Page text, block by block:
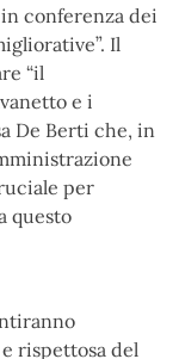
conferenza dei
Il
“il
e i
De Berti che, in
per
questo
rispettosa del